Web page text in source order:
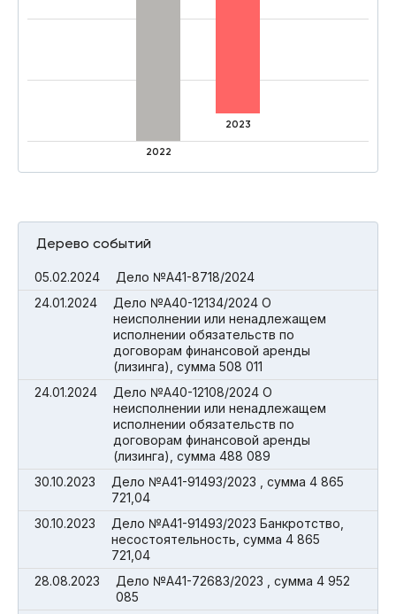
2022
2023
Дерево событий
05.02.2024
Дело №А41-8718/2024
24.01.2024
Дело №А40-12134/2024 О
неисполнении или ненадлежащем
исполнении обязательств по
договорам финансовой аренды
(лизинга), сумма 508 011
24.01.2024
Дело №А40-12108/2024 О
неисполнении или ненадлежащем
исполнении обязательств по
договорам финансовой аренды
(лизинга), сумма 488 089
30.10.2023
Дело №А41-91493/2023 , сумма 4 865
721,04
30.10.2023
Дело №А41-91493/2023 Банкротство,
несостоятельность, сумма 4 865
721,04
28.08.2023
Дело №А41-72683/2023 , сумма 4 952
085